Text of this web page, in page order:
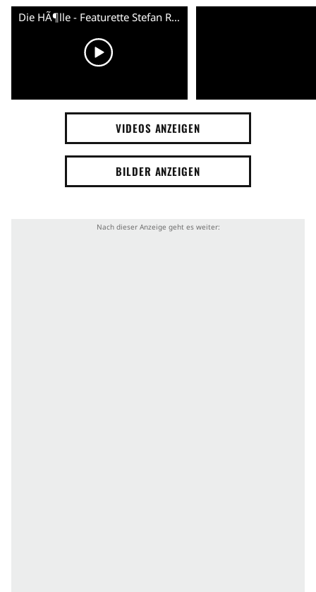
Die HÃ¶lle - Featurette Stefan Ruzowitzky (Deutsch) HD
VIDEOS ANZEIGEN
BILDER ANZEIGEN